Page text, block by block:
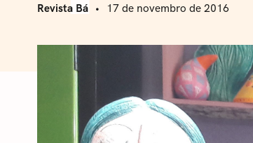
Revista Bá 17 de novembro de 2016